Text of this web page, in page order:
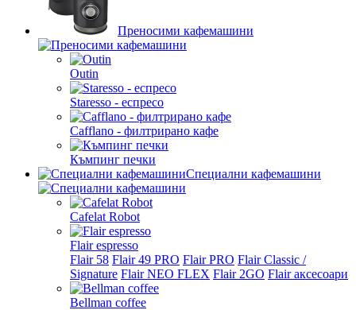
Преносими кафемашини
Outin
Staresso - еспресо
Cafflano - филтрирано кафе
Къмпинг печки
Специални кафемашини
Cafelat Robot
Flair espresso
Flair 58 Flair 49 PRO Flair PRO Flair Classic /
Signature Flair NEO FLEX Flair 2GO Flair аксесоари
Bellman coffee